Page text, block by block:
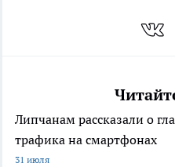
Липчанам рассказали о
трафика на смартфонах
31 июля